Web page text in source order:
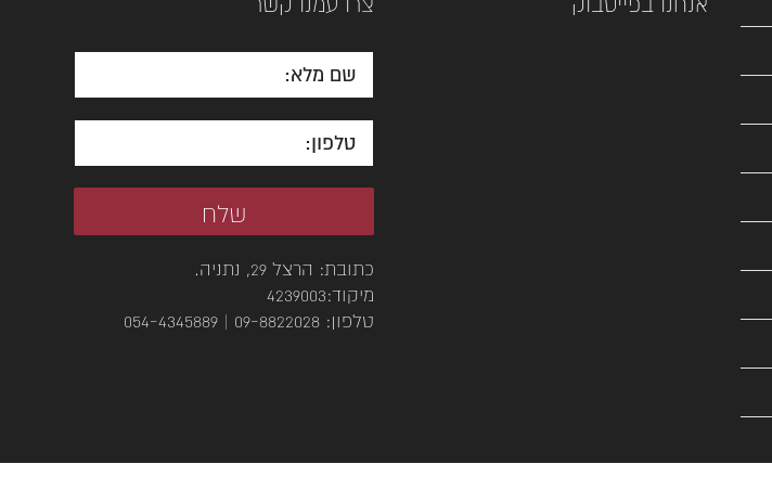
כתובת: הרצל 29, נתניה.
מיקוד:4239003‭
טלפון: 09-8822028 | 054-4345889